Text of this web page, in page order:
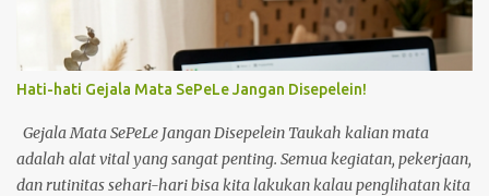
Hati-hati Gejala Mata SePeLe Jangan Disepelein!
Gejala Mata SePeLe Jangan Disepelein Taukah kalian mata
adalah alat vital yang sangat penting. Semua kegiatan, pekerjaan,
dan rutinitas sehari-hari bisa kita lakukan kalau penglihatan kita